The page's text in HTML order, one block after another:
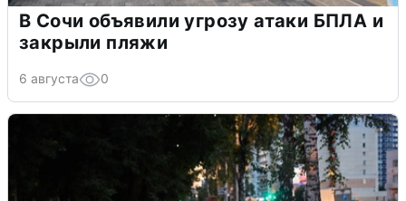
В Сочи объявили угрозу атаки БПЛА и
закрыли пляжи
6 августа 0